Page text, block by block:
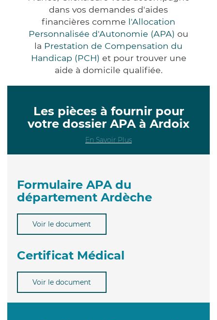
dans vos demandes d'aides
financières comme l'Allocation
Personnalisée d'Autonomie (APA) ou
la Prestation de Compensation du
Handicap (PCH) et pour trouver une
aide à domicile qualifiée.
Les pièces à fournir pour
votre dossier APA à Ardoix
En Savoir Plus
Formulaire APA du
département Ardèche
Voir le document
Certificat Médical
Voir le document